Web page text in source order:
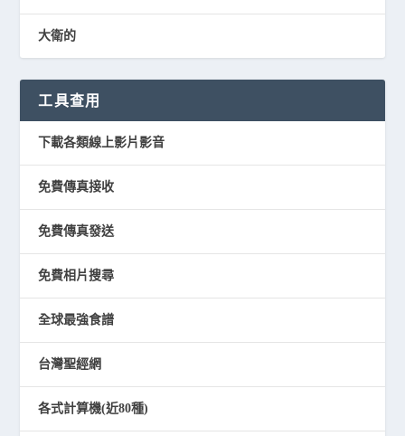
大衛的
工具查用
下載各類線上影片影音
免費傳真接收
免費傳真發送
免費相片搜尋
全球最強食譜
台灣聖經網
各式計算機(近80種)